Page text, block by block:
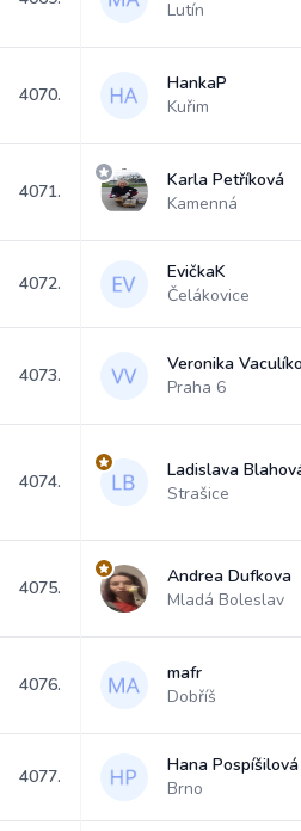
Lutín
4070.
HankaP
Kuřim
4071.
Karla Petříková
Kamenná
4072.
EvičkaK
Čelákovice
4073.
Veronika
Praha 6
4074.
Ladislava
Strašice
4075.
Andrea Dufkova
Mladá Boleslav
4076.
mafr
Dobříš
4077.
Hana Pospíšilová
Brno